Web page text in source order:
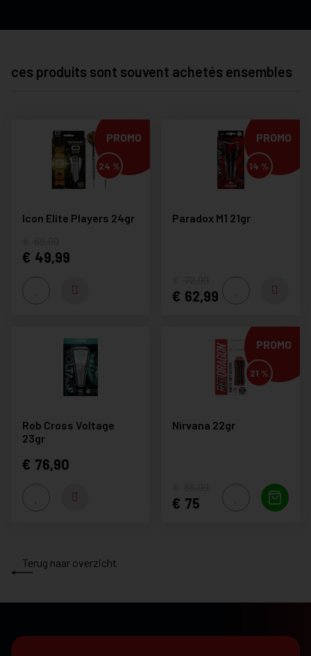
ces produits sont souvent achetés ensembles
PROMO
24 %
Icon Elite Players 24gr
49,99
PROMO
14 %
Paradox M1 21gr
62,99
Rob Cross Voltage
23gr
76,90
PROMO
21 %
Nirvana 22gr
75
Terug naar overzicht